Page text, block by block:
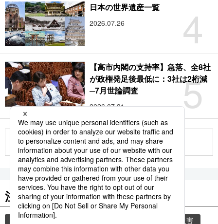
4
日本の世界遺産一覧
2026.07.26
5
【高市内閣の支持率】急落、全8社
が政権発足後最低に：3社は2桁減
─7月世論調査
2026.07.31
もっと見る
注目のキーワード
共同通信ニュース 災害